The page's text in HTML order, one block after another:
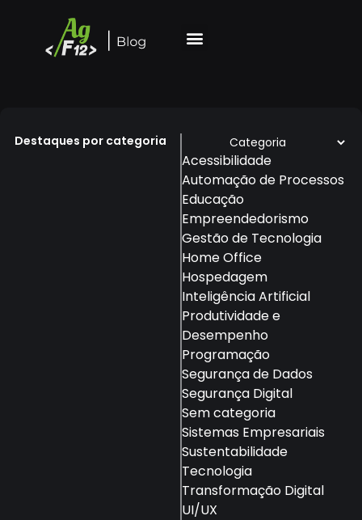
Destaques por categoria
Acessibilidade
Automação de Processos
Educação
Empreendedorismo
Gestão de Tecnologia
Home Office
Hospedagem
Inteligência Artificial
Produtividade e
Desempenho
Programação
Segurança de Dados
Segurança Digital
Sem categoria
Sistemas Empresariais
Sustentabilidade
Tecnologia
Transformação Digital
UI/UX